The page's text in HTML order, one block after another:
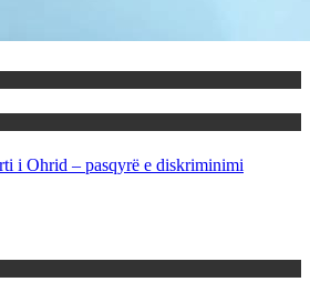
i Ohrid – pasqyrë e diskriminimi